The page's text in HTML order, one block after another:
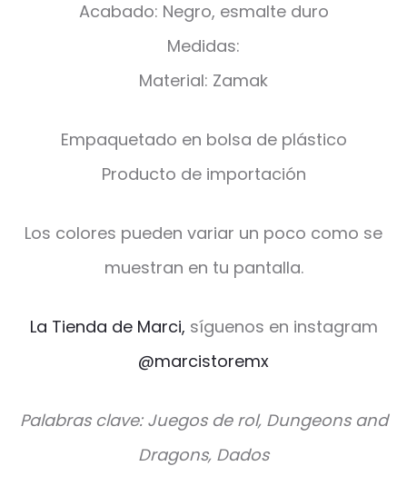
Acabado: Negro, esmalte duro
Medidas:
Material: Zamak
Empaquetado en bolsa de plástico
Producto de importación
Los colores pueden variar un poco como se
muestran en tu pantalla.
La Tienda de Marci, síguenos en instagram
@marcistoremx
Palabras clave: Juegos de rol, Dungeons and
Dragons, Dados